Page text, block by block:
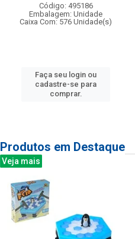
Código: 495186
Embalagem: Unidade
Caixa Com: 576 Unidade(s)
Faça seu login ou
cadastre-se para
comprar.
Produtos em Destaque
Veja mais